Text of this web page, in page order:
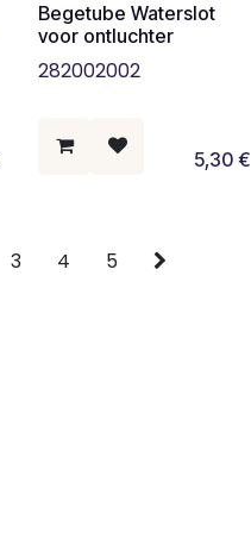
Begetube Waterslot
voor ontluchter
282002002
5,30€
3 4 5